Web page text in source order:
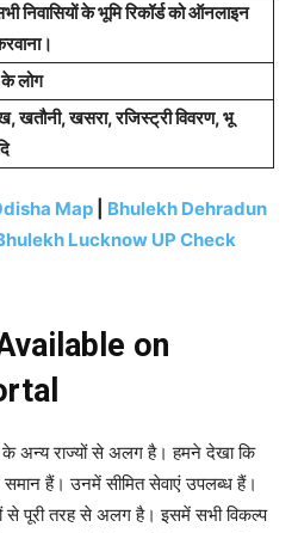
निवासियों के भूमि रिकॉर्ड को ऑनलाइन
लोग
खतौनी, खसरा, रजिस्ट्री विवरण, भू
Map
Bhulekh Dehradun
Lucknow UP Check
on
के अन्य राज्यों से अलग है। हमने देखा कि
हैं। उनमें सीमित सेवाएं उपलब्ध हैं।
से पूरी तरह से अलग है। इसमें सभी विकल्प